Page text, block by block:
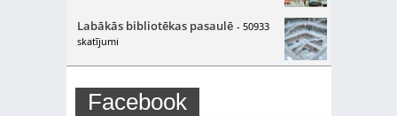
Labākās bibliotēkas pasaulē - 50933
skatījumi
Facebook